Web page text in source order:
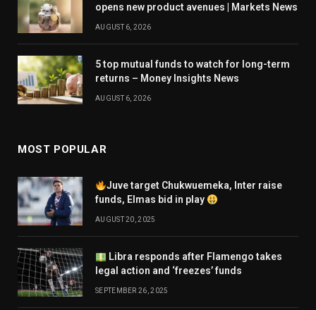
opens new product avenues | Markets News
AUGUST 6, 2026
5 top mutual funds to watch for long-term
returns – Money Insights News
AUGUST 6, 2026
MOST POPULAR
Juve target Chukwuemeka, Inter raise
funds, Elmas bid in play
AUGUST 20, 2025
Libra responds after Flamengo takes
legal action and ‘freezes’ funds
SEPTEMBER 26, 2025